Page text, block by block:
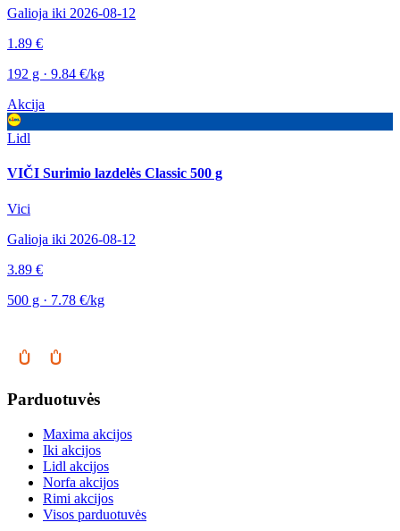
Galioja iki 2026-08-12
1.89 €
192 g · 9.84 €/kg
Akcija
Lidl
VIČI Surimio lazdelės Classic 500 g
Vici
Galioja iki 2026-08-12
3.89 €
500 g · 7.78 €/kg
Parduotuvės
Maxima akcijos
Iki akcijos
Lidl akcijos
Norfa akcijos
Rimi akcijos
Visos parduotuvės